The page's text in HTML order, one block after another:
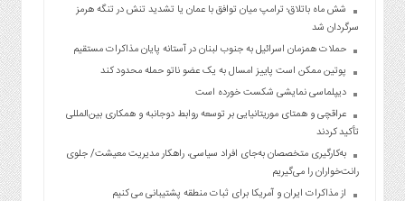
شش ماه باتلاق؛ ترامپ میان توافق با عمان یا تشدید تنش در تنگه هرمز
سرگردان شد
حملات همزمان اسرائیل به جنوب لبنان در آستانه پایان مذاکرات مستقیم
پوتین ممکن است پاییز امسال به یک عضو ناتو حمله محدود کند
دیپلماسی نمایشی شکست خورده است
عراقچی و همتای موریتانیایی بر توسعه روابط دوجانبه و همکاری بین‌المللی
تأکید کردند
به‌کارگیری متخصصان به‌جای افراد سیاسی، راهکار مدیریت معیشت/ جلوی
رانت‌خواران را می‌گیریم
از مذاکرات ایران و آمریکا برای ثبات منطقه پشتیبانی می کنیم